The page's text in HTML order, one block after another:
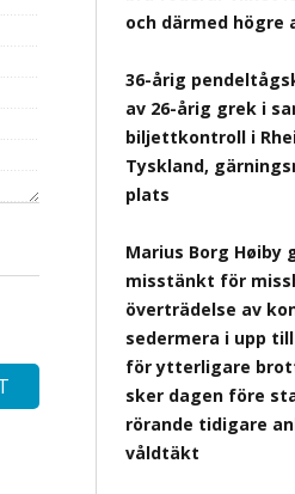
och därmed högre
36-årig
av 26-årig grek i
biljettkontroll i
Tyskland,
plats
Marius Borg Høiby
misstänkt för
överträdelse av
sedermera i upp
för ytterligare
sker dagen före
rörande tidigare
våldtäkt